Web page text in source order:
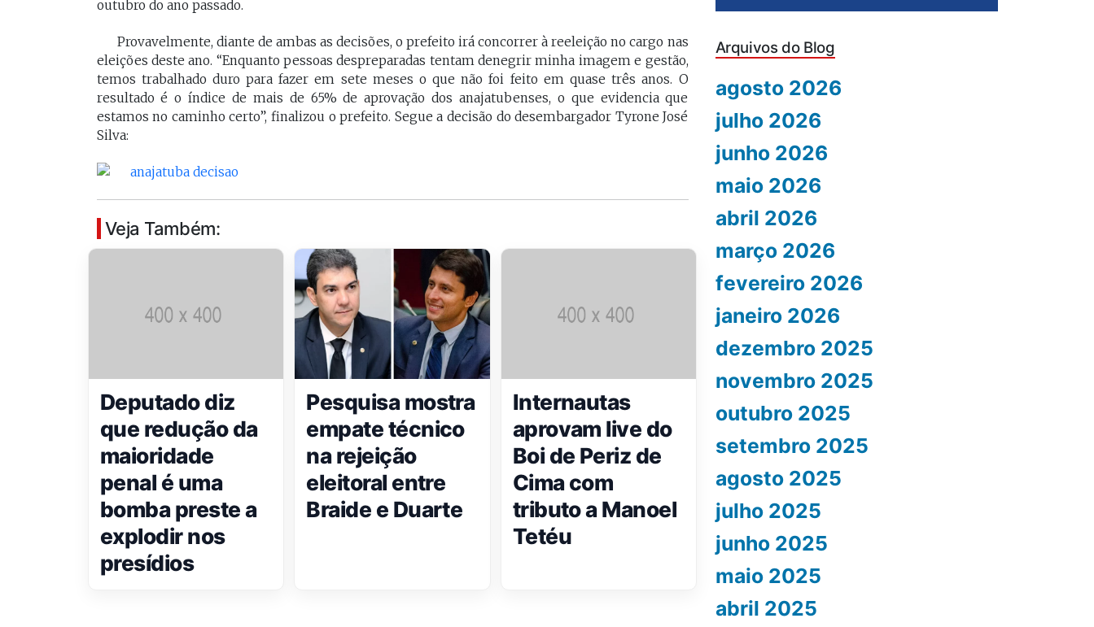
outubro do ano passado.
Provavelmente, diante de ambas as decisões, o prefeito irá concorrer à reeleição no cargo nas
eleições deste ano. “Enquanto pessoas despreparadas tentam denegrir minha imagem e gestão,
temos trabalhado duro para fazer em sete meses o que não foi feito em quase três anos. O
resultado é o índice de mais de 65% de aprovação dos anajatubenses, o que evidencia que
estamos no caminho certo”, finalizou o prefeito. Segue a decisão do desembargador Tyrone José
Silva:
Veja Também:
Deputado diz
que redução da
maioridade
penal é uma
bomba preste a
explodir nos
presídios
Pesquisa mostra
empate técnico
na rejeição
eleitoral entre
Braide e Duarte
Internautas
aprovam live do
Boi de Periz de
Cima com
tributo a Manoel
Tetéu
Arquivos do Blog
agosto 2026
julho 2026
junho 2026
maio 2026
abril 2026
março 2026
fevereiro 2026
janeiro 2026
dezembro 2025
novembro 2025
outubro 2025
setembro 2025
agosto 2025
julho 2025
junho 2025
maio 2025
abril 2025